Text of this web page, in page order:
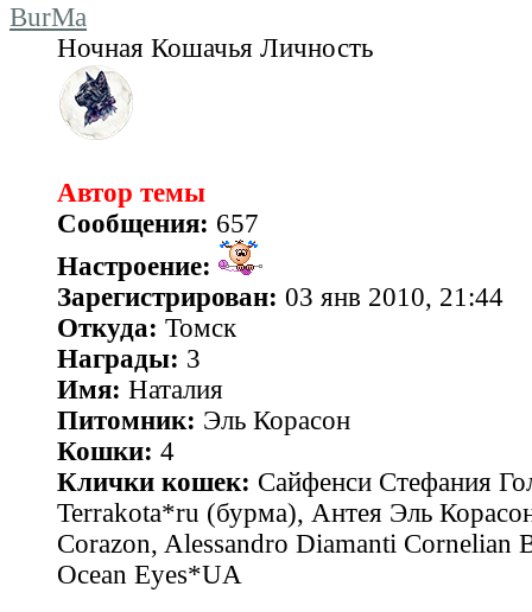
BurMa
Ночная Кошачья Личность
Автор темы
Сообщения: 657
Настроение:
Зарегистрирован: 03 янв 2010, 21:44
Откуда: Томск
Награды: 3
Имя: Наталия
Питомник: Эль Корасон
Кошки: 4
Клички кошек: Сайфенси Стефания
Terrakota*ru (бурма), Антея Эль
Corazon, Alessandro Diamanti Cornelian
Ocean Eyes*UA